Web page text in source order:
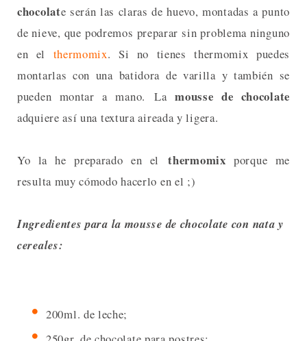
chocolate serán las claras de huevo, montadas a punto
de nieve, que podremos preparar sin problema ninguno
en el thermomix. Si no tienes thermomix puedes
montarlas con una batidora de varilla y también se
pueden montar a mano.Lamousse de chocolate
adquiere así una textura aireada y ligera.
Yo la he preparado en elthermomixporque me
resulta muy cómodo hacerlo en el ;)
Ingredientes para la mousse de chocolate con nata y
cereales:
200ml. de leche;